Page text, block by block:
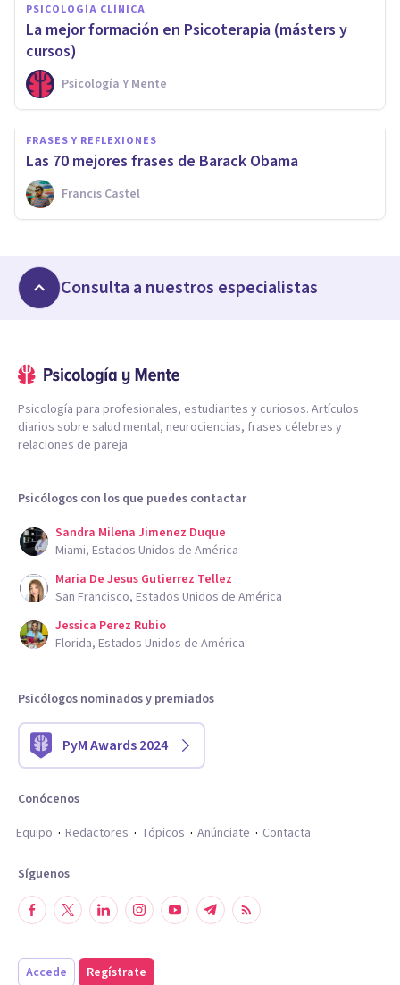
PSICOLOGÍA CLÍNICA
La mejor formación en Psicoterapia (másters y
cursos)
Psicología Y Mente
FRASES Y REFLEXIONES
Las 70 mejores frases de Barack Obama
Francis Castel
Consulta a nuestros especialistas
Psicología para profesionales, estudiantes y curiosos. Artículos
diarios sobre salud mental, neurociencias, frases célebres y
relaciones de pareja.
Psicólogos con los que puedes contactar
Sandra Milena Jimenez Duque
Miami, Estados Unidos de América
Maria De Jesus Gutierrez Tellez
San Francisco, Estados Unidos de América
Jessica Perez Rubio
Florida, Estados Unidos de América
Psicólogos nominados y premiados
PyM Awards 2024
Conócenos
Equipo
Redactores Tópicos Anúnciate Contacta
Síguenos
Accede Regístrate